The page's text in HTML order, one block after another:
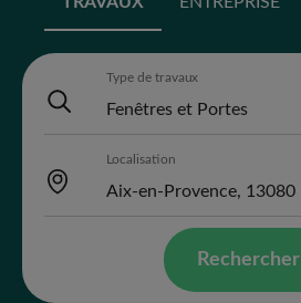
Type de travaux
Localisation
Rechercher